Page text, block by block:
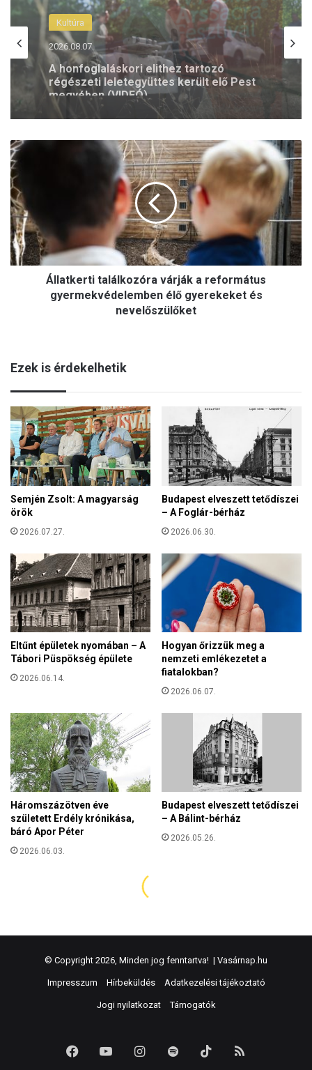
© Copyright 2026, Minden jog fenntartva! | Vasárnap.hu
Impresszum Hírbeküldés Adatkezelési tájékoztató
Jogi nyilatkozat Támogatók
FacebookYouTubeInstagram
Spotify TikTok